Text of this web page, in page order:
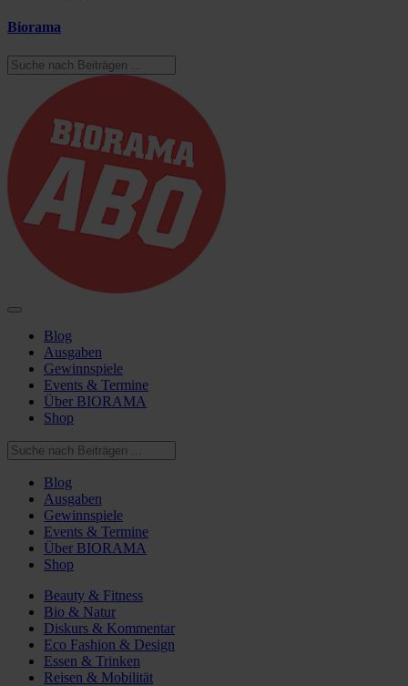
Biorama
Blog
Ausgaben
Gewinnspiele
Events & Termine
Über BIORAMA
Shop
Blog
Ausgaben
Gewinnspiele
Events & Termine
Über BIORAMA
Shop
Beauty & Fitness
Bio & Natur
Diskurs & Kommentar
Eco Fashion & Design
Essen & Trinken
Reisen & Mobilität